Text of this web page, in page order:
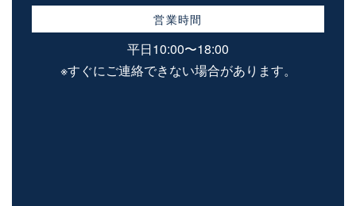
営業時間
平日10:00〜18:00
※すぐにご連絡できない場合があります。